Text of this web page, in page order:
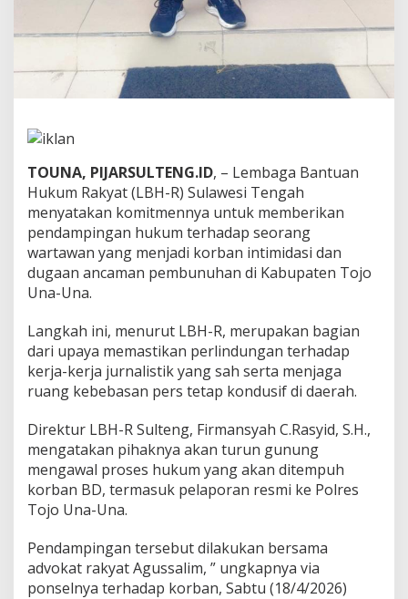
c
n
u
n
u
h
a
n
d
o
j
o
U
n
-
U
n
a
TOUNA, PIJARSULTENG.ID, – Lembaga Bantuan
Hukum Rakyat (LBH-R) Sulawesi Tengah
menyatakan komitmennya untuk memberikan
pendampingan hukum terhadap seorang
wartawan yang menjadi korban intimidasi dan
dugaan ancaman pembunuhan di Kabupaten Tojo
Una-Una.
Langkah ini, menurut LBH-R, merupakan bagian
dari upaya memastikan perlindungan terhadap
kerja-kerja jurnalistik yang sah serta menjaga
ruang kebebasan pers tetap kondusif di daerah.
Direktur LBH-R Sulteng, Firmansyah C.Rasyid, S.H.,
mengatakan pihaknya akan turun gunung
mengawal proses hukum yang akan ditempuh
korban BD, termasuk pelaporan resmi ke Polres
Tojo Una-Una.
Pendampingan tersebut dilakukan bersama
advokat rakyat Agussalim, ” ungkapnya via
ponselnya terhadap korban, Sabtu (18/4/2026)